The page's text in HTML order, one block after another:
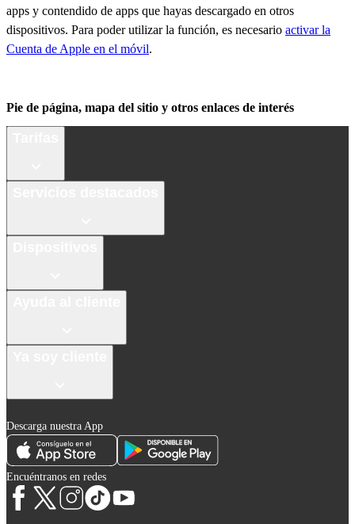
apps y contendido de apps que hayas descargado en otros
dispositivos. Para poder utilizar la función, es necesario activar la
Cuenta de Apple en el móvil.
Pie de página, mapa del sitio y otros enlaces de interés
Descarga nuestra App
Encuéntranos en redes